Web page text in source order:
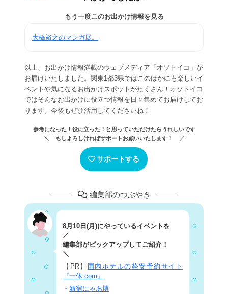
もう一度このお出かけ情報を見る
大橋裕之のマンガ展。
以上、お出かけ情報満載のウェブメディア「オソトイコ」が
お届けいたしました。関東1都3県ではこのほかにも楽しいイ
ベントや気になるお出かけスポットがたくさん！オソトイコ
ではそんなお出かけに役立つ情報を日々集めてお届けしてお
ります。今後もぜひ活用してくださいね！
参考になった！役に立った！と思っていただけたらうれしいです
＼ もしよろしければサポートお願いいたします！ ／
サポートする
編集部のつぶやき
8月10日(月)にやっているイベントを
／
編集部がピックアップしてご紹介！
＼
【PR】
国内ホテルの格安予約サイト
『一休.com』
・ 新宿にゃあ博